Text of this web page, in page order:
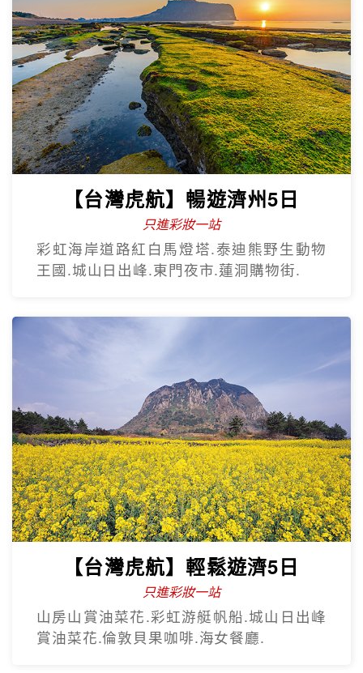
【台灣虎航】暢遊濟州5日
只進彩妝一站
彩虹海岸道路紅白馬燈塔.泰迪熊野生動物
王國.城山日出峰.東門夜市.蓮洞購物街.
【台灣虎航】輕鬆遊濟5日
只進彩妝一站
山房山賞油菜花.彩虹游艇帆船.城山日出峰
賞油菜花.倫敦貝果咖啡.海女餐廳.